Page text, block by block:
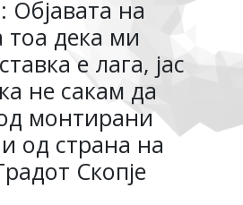
Објавата на
тоа дека ми
е лага, јас
не сакам да
монтирани
од страна на
Скопје